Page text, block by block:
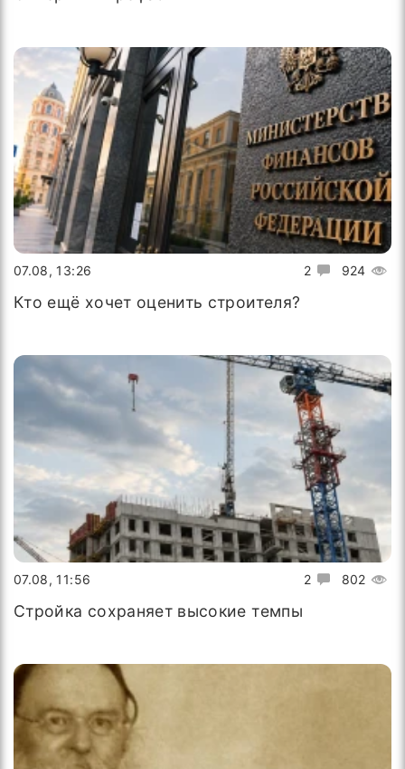
2 924
07.08, 13:26
Кто ещё хочет оценить строителя?
2 802
07.08, 11:56
Стройка сохраняет высокие темпы